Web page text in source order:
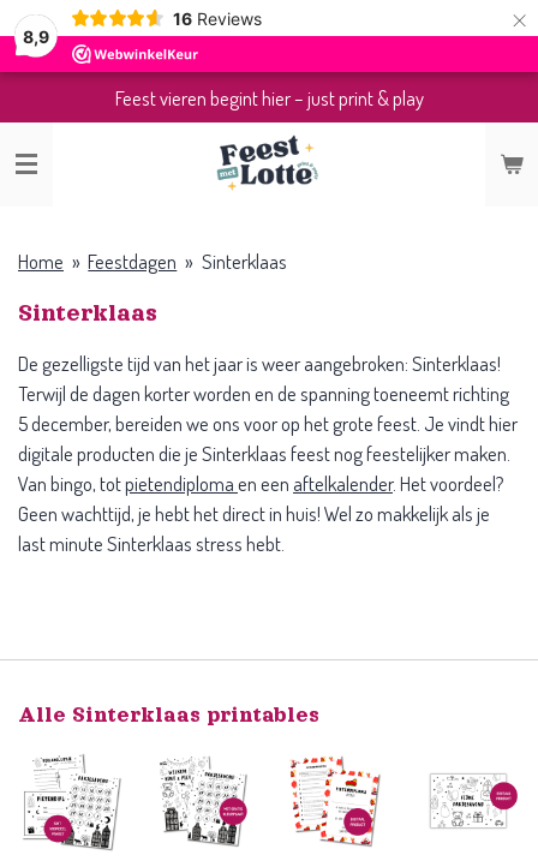
8,9
16 Reviews ×
Feest vieren begint hier – just print & play
Home » Feestdagen » Sinterklaas
Sinterklaas
De gezelligste tijd van het jaar is weer aangebroken: Sinterklaas!
Terwijl de dagen korter worden en de spanning toeneemt richting
5 december, bereiden we ons voor op het grote feest. Je vindt hier
digitale producten die je Sinterklaas feest nog feestelijker maken.
Van bingo, totpietendiplomaen een aftelkalender. Het voordeel?
Geen wachttijd, je hebt het direct in huis! Wel zo makkelijk als je
last minute Sinterklaas stress hebt.
Alle Sinterklaas printables